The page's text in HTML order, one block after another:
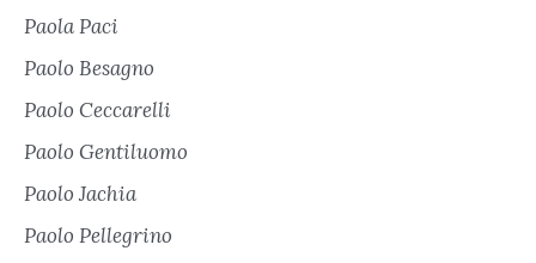
Paola Paci
Paolo Besagno
Paolo Ceccarelli
Paolo Gentiluomo
Paolo Jachia
Paolo Pellegrino